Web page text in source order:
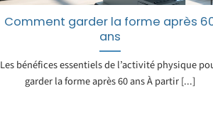
Comment garder la forme après
ans
Les bénéfices essentiels de l’activité physique
garder la forme après 60 ans À partir [...]